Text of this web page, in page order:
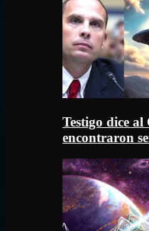
Testigo dice al
encontraron